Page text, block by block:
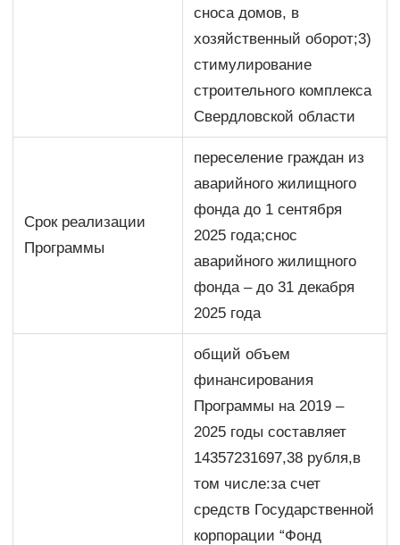
сноса домов, в
хозяйственный оборот;3)
стимулирование
строительного комплекса
Свердловской области
Срок реализации
Программы
переселение граждан из
аварийного жилищного
фонда до 1 сентября
2025 года;снос
аварийного жилищного
фонда – до 31 декабря
2025 года
общий объем
финансирования
Программы на 2019 –
2025 годы составляет
14357231697,38 рубля,в
том числе:за счет
средств Государственной
корпорации “Фонд